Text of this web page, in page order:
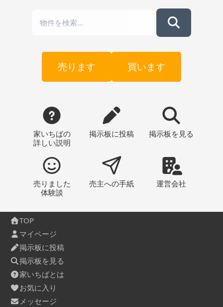
売ります 買います
家いちばの
詳しい説明
掲示板に投稿 掲示板 を見る
売りました
体験談
売主への手紙 運営会社
TOP
マイページ
掲示板に投稿
掲示板を見る
家いちばとは
お気に入り
メッセージ